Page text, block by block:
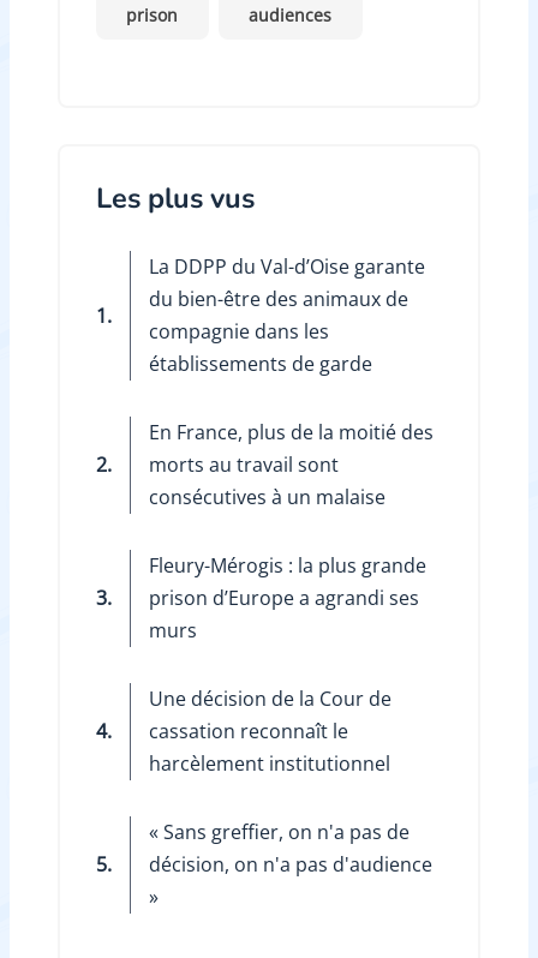
prison audiences
Les plus vus
1.
La DDPP du Val-d’Oise garante
du bien-être des animaux de
compagnie dans les
établissements de garde
2.
En France, plus de la moitié des
morts au travail sont
consécutives à un malaise
3.
Fleury-Mérogis : la plus grande
prison d’Europe a agrandi ses
murs
4.
Une décision de la Cour de
cassation reconnaît le
harcèlement institutionnel
5.
« Sans greffier, on n'a pas de
décision, on n'a pas d'audience
»